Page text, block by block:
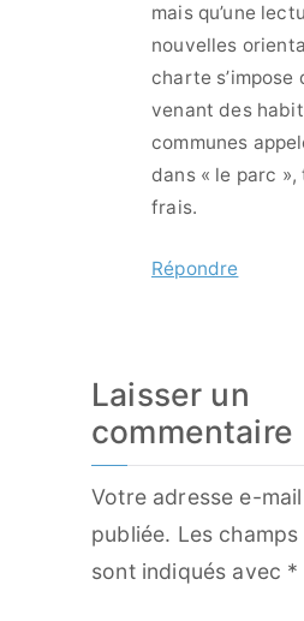
mais qu’une
nouvelles
charte s’impose
venant des
communes
dans « le parc
frais.
Répondre
Laisser un
commentaire
Votre adresse e-
publiée. Les
sont indiqués avec *